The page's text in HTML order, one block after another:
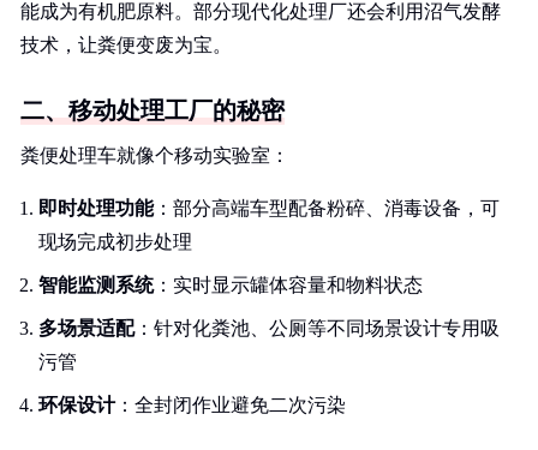
能成为有机肥原料。部分现代化处理厂还会利用沼气发酵
技术，让粪便变废为宝。
二、移动处理工厂的秘密
粪便处理车就像个移动实验室：
即时处理功能：部分高端车型配备粉碎、消毒设备，可
现场完成初步处理
智能监测系统：实时显示罐体容量和物料状态
多场景适配：针对化粪池、公厕等不同场景设计专用吸
污管
环保设计：全封闭作业避免二次污染